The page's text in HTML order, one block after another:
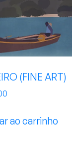
(FINE ART)
ao carrinho